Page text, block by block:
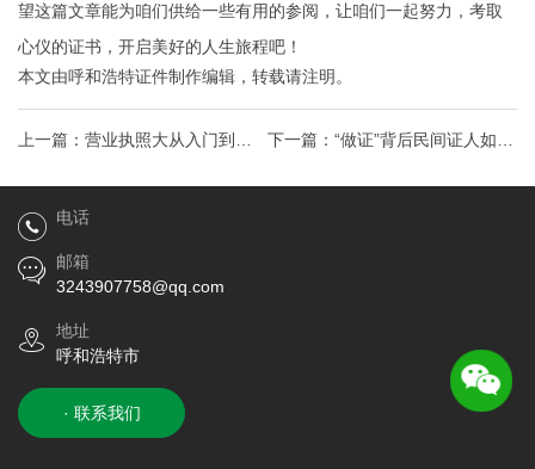
望这篇文章能为咱们供给一些有用的参阅，让咱们一起努力，考取
心仪的证书，开启美好的人生旅程吧！
本文由呼和浩特证件制作编辑，转载请注明。
上一篇： 营业执照大从入门到精
通，带你掌握企业开办必备攻略
下一篇： “做证”背后民间证人如何
助力真相大白，教你应对热门法
电话
邮箱
3243907758@qq.com
地址
呼和浩特市
· 联系我们